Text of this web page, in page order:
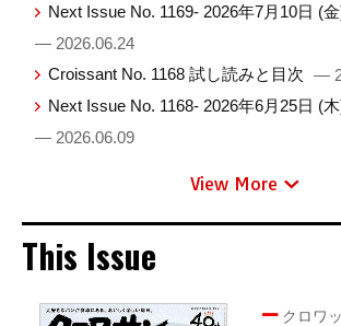
Next Issue No. 1169- 2026年7月10日 (
— 2026.06.24
Croissant No. 1168 試し読みと目次 —
Next Issue No. 1168- 2026年6月25日 (
— 2026.06.09
View More
This Issue
クロワ